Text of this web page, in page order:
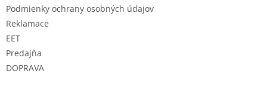
Podmienky ochrany osobných údajov
Reklamace
EET
Predajňa
DOPRAVA